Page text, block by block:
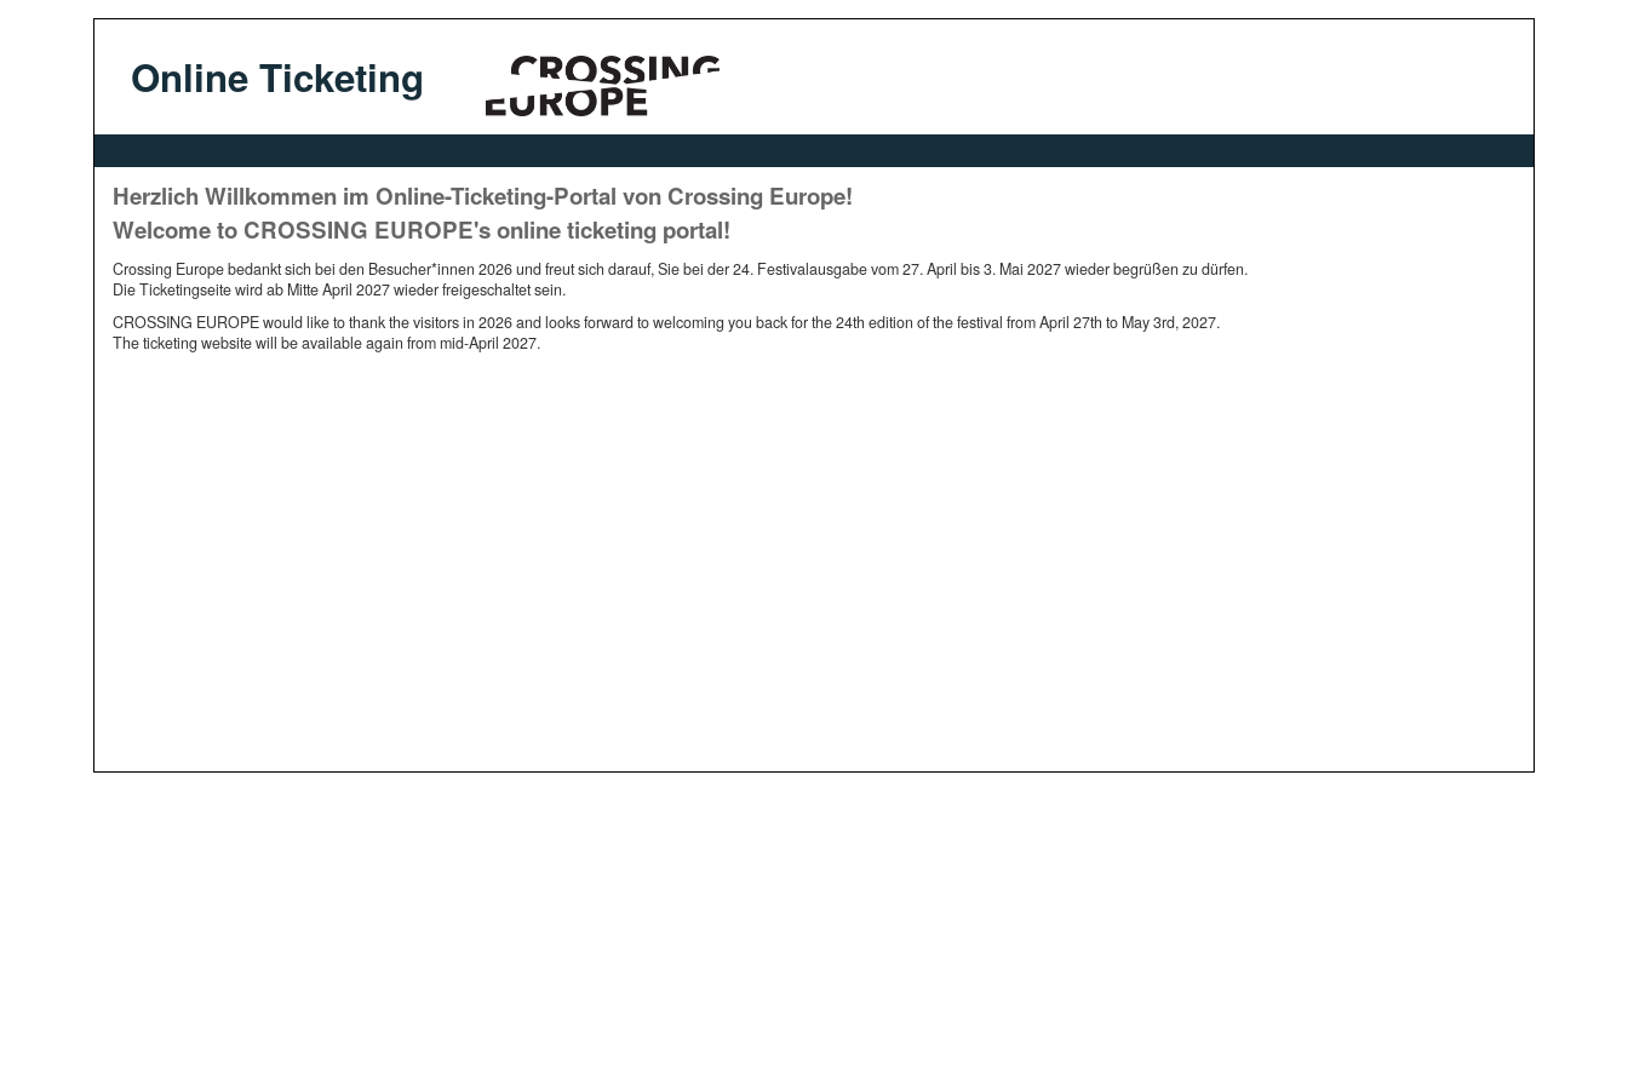
Online Ticketing
Herzlich Willkommen im Online-Ticketing-Portal von Crossing Europe!
Welcome to CROSSING EUROPE's online ticketing portal!
Crossing Europe bedankt sich bei den Besucher*innen 2026 und freut sich darauf, Sie bei der 24. Festivalausgabe vom 27. April bis 3. Mai 2027 wieder begrüßen zu dürfen.
Die Ticketingseite wird ab Mitte April 2027 wieder freigeschaltet sein.
CROSSING EUROPE would like to thank the visitors in 2026 and looks forward to welcoming you back for the 24th edition of the festival from April 27th to May 3rd, 2027.
The ticketing website will be available again from mid-April 2027.